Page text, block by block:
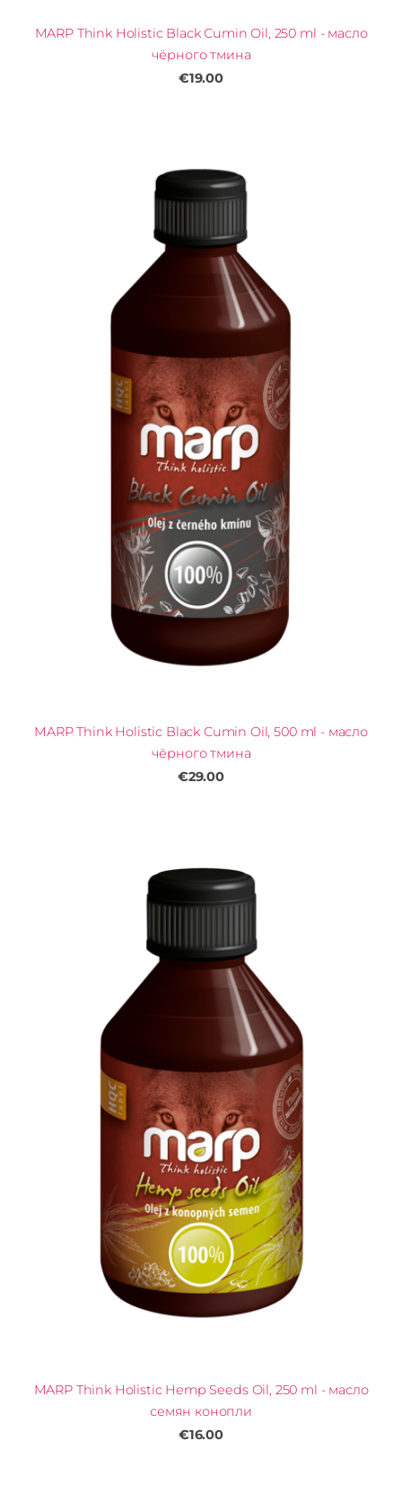
MARP Think Holistic Black Cumin Oil, 250 ml - масло
чёрного тмина
€19.00
MARP Think Holistic Black Cumin Oil, 500 ml - масло
чёрного тмина
€29.00
MARP Think Holistic Hemp Seeds Oil, 250 ml - масло
семян конопли
€16.00